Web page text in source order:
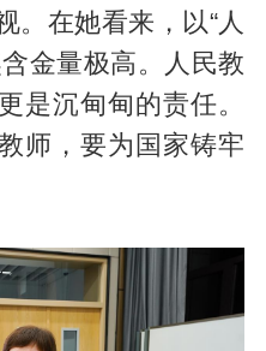
。在她看来，以“人
金量极高。人民教
是沉甸甸的责任。
师，要为国家铸牢